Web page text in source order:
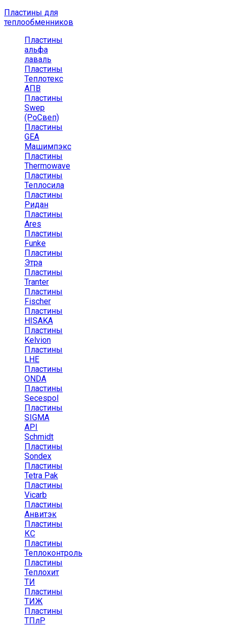
Пластины для
теплообменников
Пластины
альфа
лаваль
Пластины
Теплотекс
АПВ
Пластины
Swep
(РоСвеп)
Пластины
GEA
Машимпэкс
Пластины
Thermowave
Пластины
Теплосила
Пластины
Ридан
Пластины
Ares
Пластины
Funke
Пластины
Этра
Пластины
Tranter
Пластины
Fischer
Пластины
HISAKA
Пластины
Kelvion
Пластины
LHE
Пластины
ONDA
Пластины
Secespol
Пластины
SIGMA
API
Schmidt
Пластины
Sondex
Пластины
Tetra Pak
Пластины
Vicarb
Пластины
Анвитэк
Пластины
КС
Пластины
Теплоконтроль
Пластины
Теплохит
ТИ
Пластины
ТИЖ
Пластины
ТПлР